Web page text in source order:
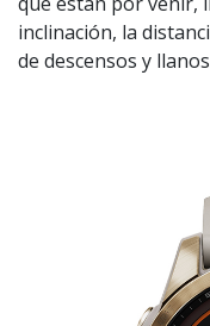
inclinación, la
de descensos y